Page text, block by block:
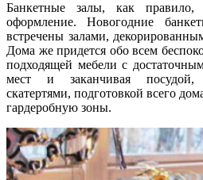
Банкетные залы, как правило,
оформление. Новогодние
встречены залами,
Дома же придется обо всем
подходящей мебели с
мест и заканчивая посудой,
скатертями, подготовкой всего
гардеробную зоны.